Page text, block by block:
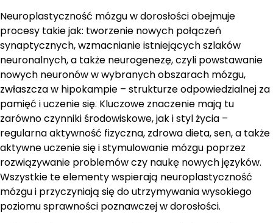
Neuroplastyczność mózgu w dorosłości obejmuje
procesy takie jak: tworzenie nowych połączeń
synaptycznych, wzmacnianie istniejących szlaków
neuronalnych, a także neurogenezę, czyli powstawanie
nowych neuronów w wybranych obszarach mózgu,
zwłaszcza w hipokampie – strukturze odpowiedzialnej za
pamięć i uczenie się. Kluczowe znaczenie mają tu
zarówno czynniki środowiskowe, jak i styl życia –
regularna aktywność fizyczna, zdrowa dieta, sen, a także
aktywne uczenie się i stymulowanie mózgu poprzez
rozwiązywanie problemów czy naukę nowych języków.
Wszystkie te elementy wspierają neuroplastyczność
mózgu i przyczyniają się do utrzymywania wysokiego
poziomu sprawności poznawczej w dorosłości.